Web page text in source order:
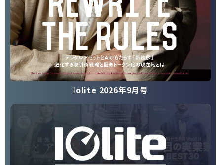
Iolite 2026年9月号